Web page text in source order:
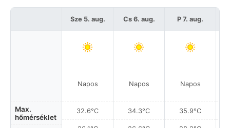
Max.
hőmérséklet
Sze 5. aug.
Napos
32.6°C
Cs 6. aug.
Napos
34.3°C
P 7. aug.
Napos
35.9°C